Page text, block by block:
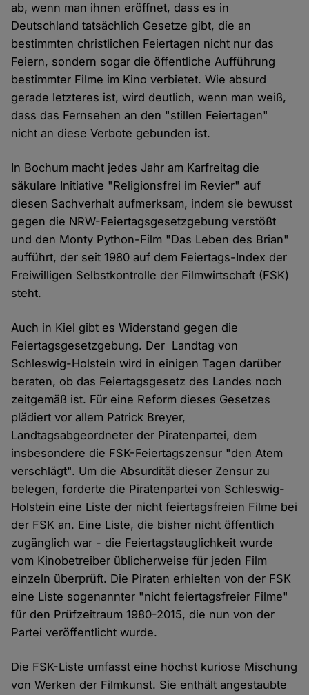
ab, wenn man ihnen eröffnet, dass es in
Deutschland tatsächlich Gesetze gibt, die an
bestimmten christlichen Feiertagen nicht nur das
Feiern, sondern sogar die öffentliche Aufführung
bestimmter Filme im Kino verbietet. Wie absurd
gerade letzteres ist, wird deutlich, wenn man weiß,
dass das Fernsehen an den "stillen Feiertagen"
nicht an diese Verbote gebunden ist.
In Bochum macht jedes Jahr am Karfreitag die
säkulare Initiative "Religionsfrei im Revier" auf
diesen Sachverhalt aufmerksam, indem sie bewusst
gegen die NRW-Feiertagsgesetzgebung verstößt
und den Monty Python-Film "Das Leben des Brian"
aufführt, der seit 1980 auf dem Feiertags-Index der
Freiwilligen Selbstkontrolle der Filmwirtschaft (FSK)
steht.
Auch in Kiel gibt es Widerstand gegen die
Feiertagsgesetzgebung. Der Landtag von
Schleswig-Holstein wird in einigen Tagen darüber
beraten, ob das Feiertagsgesetz des Landes noch
zeitgemäß ist. Für eine Reform dieses Gesetzes
plädiert vor allem Patrick Breyer,
Landtagsabgeordneter der Piratenpartei, dem
insbesondere die FSK-Feiertagszensur "den Atem
verschlägt". Um die Absurdität dieser Zensur zu
belegen, forderte die Piratenpartei von Schleswig-
Holstein eine Liste der nicht feiertagsfreien Filme bei
der FSK an. Eine Liste, die bisher nicht öffentlich
zugänglich war - die Feiertagstauglichkeit wurde
vom Kinobetreiber üblicherweise für jeden Film
einzeln überprüft. Die Piraten erhielten von der FSK
eine Liste sogenannter "nicht feiertagsfreier Filme"
für den Prüfzeitraum 1980-2015, die nun von der
Partei veröffentlicht wurde.
Die FSK-Liste umfasst eine höchst kuriose Mischung
von Werken der Filmkunst. Sie enthält angestaubte